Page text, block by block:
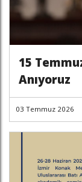
15
Anıyoruz
03 Temmuz 2026